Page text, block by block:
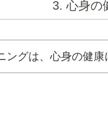
3. 心身の
ングは、心身の健康